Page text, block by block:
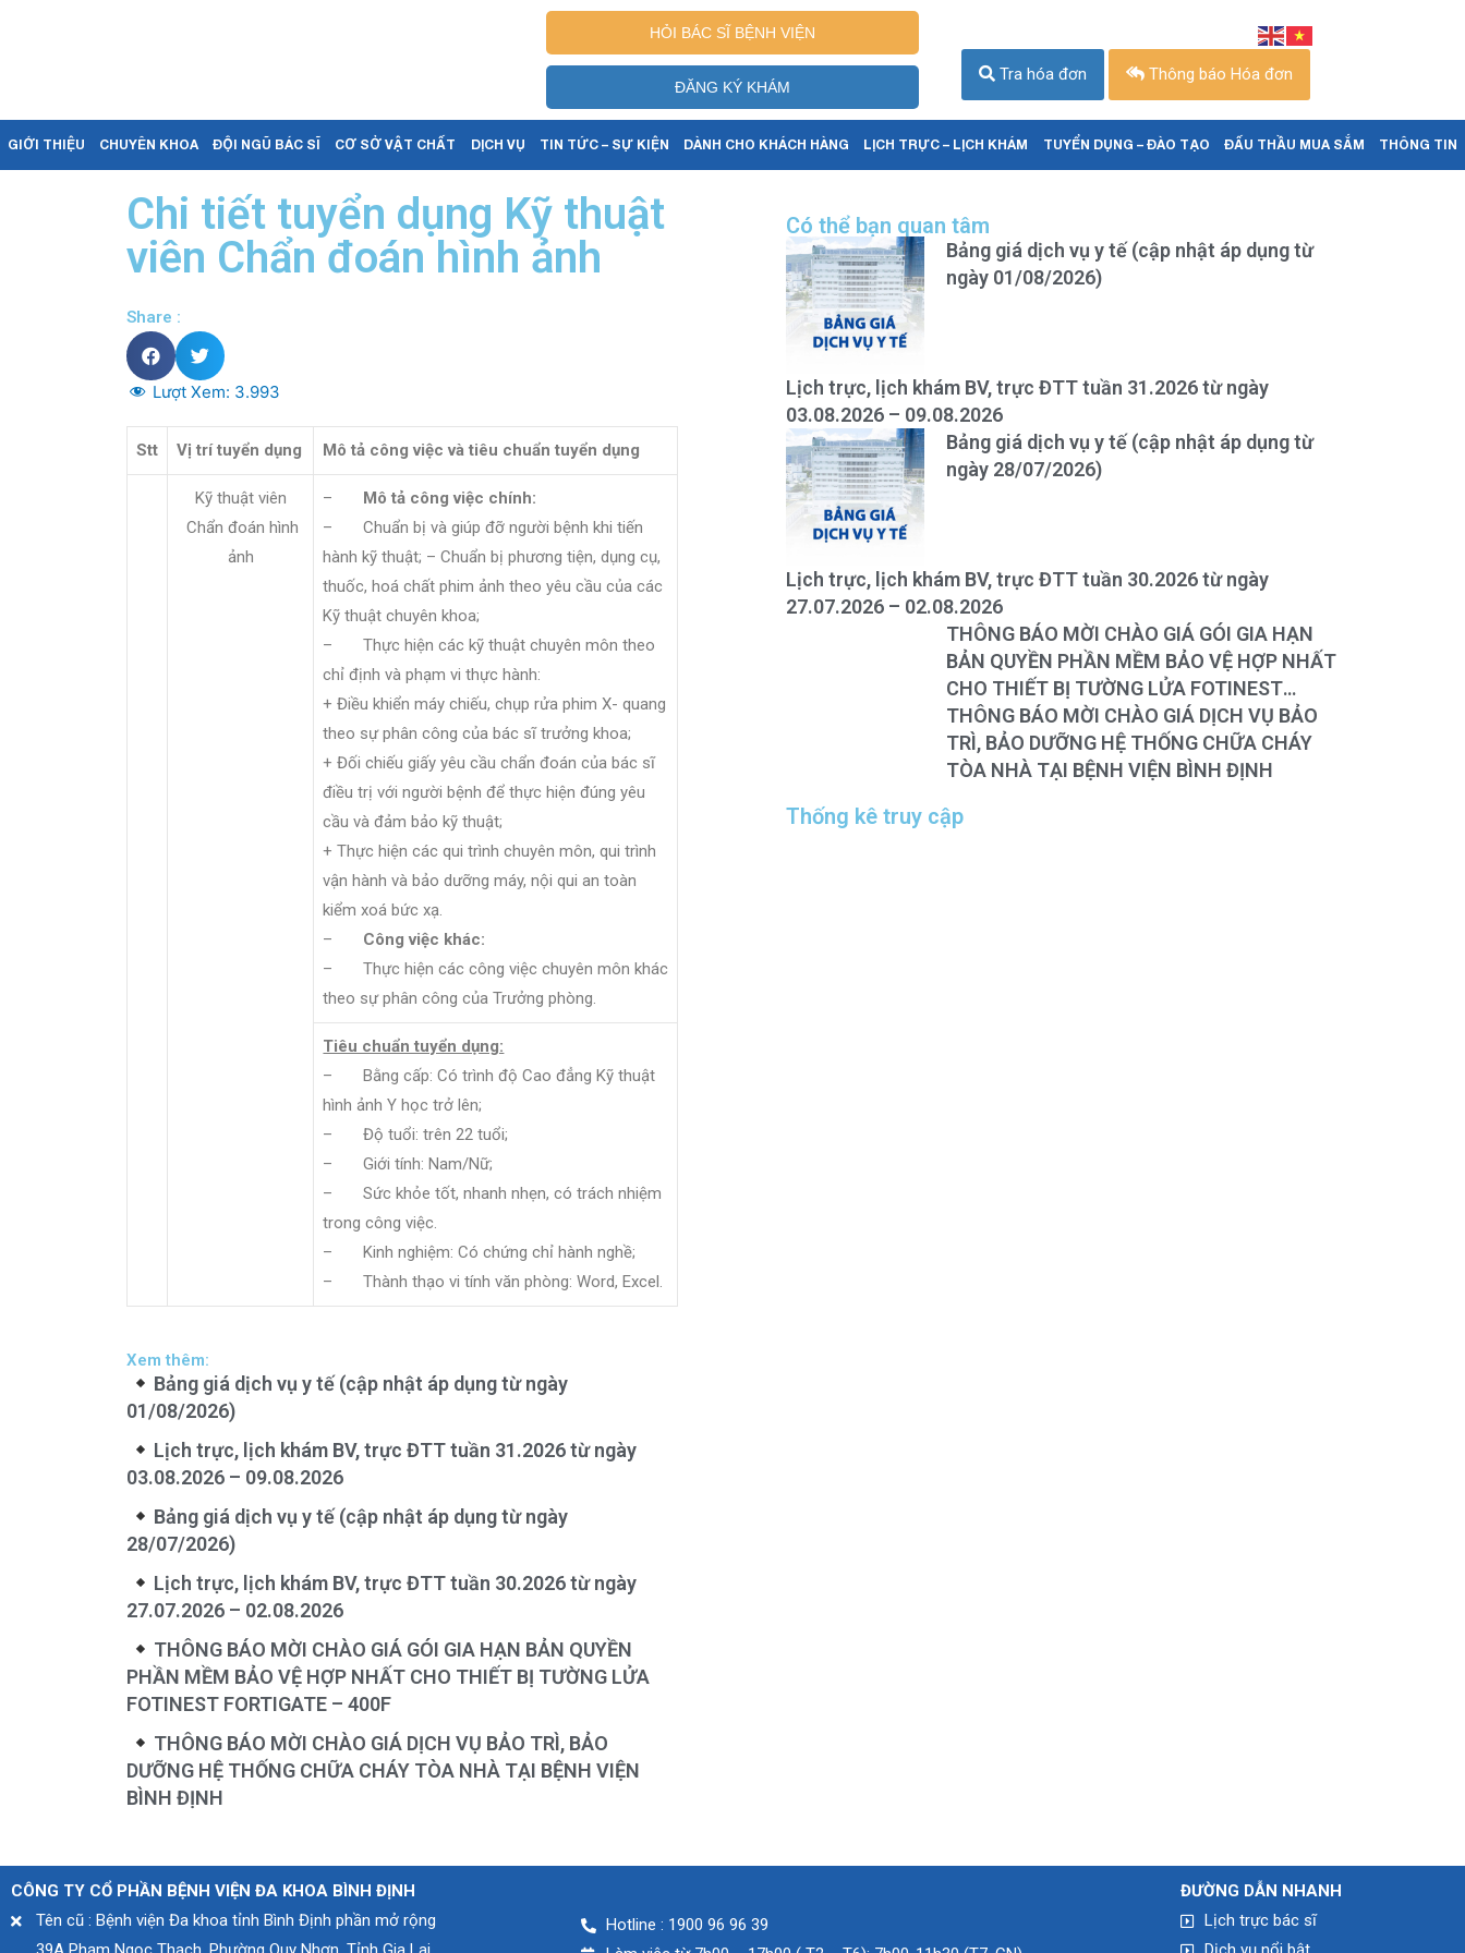
HỎI BÁC SĨ BỆNH VIỆN
ĐĂNG KÝ KHÁM
Tra hóa đơn Thông báo Hóa đơn
GIỚI THIỆU CHUYÊN KHOA ĐỘI NGŨ BÁC SĨ CƠ SỞ VẬT CHẤT DỊCH VỤ TIN TỨC – SỰ KIỆN DÀNH CHO KHÁCH HÀNG LỊCH TRỰC – LỊCH KHÁM TUYỂN DỤNG – ĐÀO TẠO ĐẤU THẦU MUA SẮM THÔNG TIN
Chi tiết tuyển dụng Kỹ thuật
viên Chẩn đoán hình ảnh
Share :
Lượt Xem: 3.993
Stt Vị trí tuyển dụng Mô tả công việc và tiêu chuẩn tuyển dụng
Kỹ thuật viên
Chẩn đoán hình
ảnh
– Mô tả công việc chính:
– Chuẩn bị và giúp đỡ người bệnh khi tiến
hành kỹ thuật; – Chuẩn bị phương tiện, dụng cụ,
thuốc, hoá chất phim ảnh theo yêu cầu của các
Kỹ thuật chuyên khoa;
– Thực hiện các kỹ thuật chuyên môn theo
chỉ định và phạm vi thực hành:
+ Điều khiển máy chiếu, chụp rửa phim X- quang
theo sự phân công của bác sĩ trưởng khoa;
+ Đối chiếu giấy yêu cầu chẩn đoán của bác sĩ
điều trị với người bệnh để thực hiện đúng yêu
cầu và đảm bảo kỹ thuật;
+ Thực hiện các qui trình chuyên môn, qui trình
vận hành và bảo dưỡng máy, nội qui an toàn
kiểm xoá bức xạ.
– Công việc khác:
– Thực hiện các công việc chuyên môn khác
theo sự phân công của Trưởng phòng.
Tiêu chuẩn tuyển dụng:
– Bằng cấp: Có trình độ Cao đẳng Kỹ thuật
hình ảnh Y học trở lên;
– Độ tuổi: trên 22 tuổi;
– Giới tính: Nam/Nữ;
– Sức khỏe tốt, nhanh nhẹn, có trách nhiệm
trong công việc.
– Kinh nghiệm: Có chứng chỉ hành nghề;
– Thành thạo vi tính văn phòng: Word, Excel.
Xem thêm:
Bảng giá dịch vụ y tế (cập nhật áp dụng từ ngày
01/08/2026)
Lịch trực, lịch khám BV, trực ĐTT tuần 31.2026 từ ngày
03.08.2026 – 09.08.2026
Bảng giá dịch vụ y tế (cập nhật áp dụng từ ngày
28/07/2026)
Lịch trực, lịch khám BV, trực ĐTT tuần 30.2026 từ ngày
27.07.2026 – 02.08.2026
THÔNG BÁO MỜI CHÀO GIÁ GÓI GIA HẠN BẢN QUYỀN
PHẦN MỀM BẢO VỆ HỢP NHẤT CHO THIẾT BỊ TƯỜNG LỬA
FOTINEST FORTIGATE – 400F
THÔNG BÁO MỜI CHÀO GIÁ DỊCH VỤ BẢO TRÌ, BẢO
DƯỠNG HỆ THỐNG CHỮA CHÁY TÒA NHÀ TẠI BỆNH VIỆN
BÌNH ĐỊNH
Có thể bạn quan tâm
Bảng giá dịch vụ y tế (cập nhật áp dụng từ
ngày 01/08/2026)
Lịch trực, lịch khám BV, trực ĐTT tuần 31.2026 từ ngày
03.08.2026 – 09.08.2026
Bảng giá dịch vụ y tế (cập nhật áp dụng từ
ngày 28/07/2026)
Lịch trực, lịch khám BV, trực ĐTT tuần 30.2026 từ ngày
27.07.2026 – 02.08.2026
THÔNG BÁO MỜI CHÀO GIÁ GÓI GIA HẠN
BẢN QUYỀN PHẦN MỀM BẢO VỆ HỢP NHẤT
CHO THIẾT BỊ TƯỜNG LỬA FOTINEST
FORTIGATE – 400F
THÔNG BÁO MỜI CHÀO GIÁ DỊCH VỤ BẢO
TRÌ, BẢO DƯỠNG HỆ THỐNG CHỮA CHÁY
TÒA NHÀ TẠI BỆNH VIỆN BÌNH ĐỊNH
Thống kê truy cập
CÔNG TY CỔ PHẦN BỆNH VIỆN ĐA KHOA BÌNH ĐỊNH
Tên cũ : Bệnh viện Đa khoa tỉnh Bình Định phần mở rộng
Hotline : 1900 96 96 39
ĐƯỜNG DẪN NHANH
Lịch trực bác sĩ